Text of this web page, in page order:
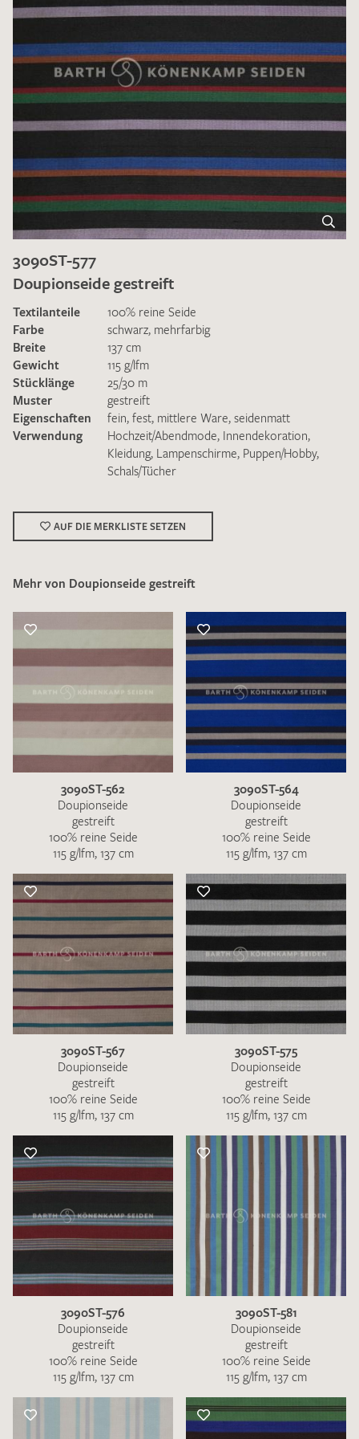
Ich bin damit einverstanden, dass meine angegebenen Daten
DieDatenschutzbestimmungenhabe ich zur Kenntnis
genommen und akzeptiere diese.
MUSTERANFRAGE SENDEN
3090ST-577
Doupionseide gestreift
Textilanteile
100% reine Seide
Farbe
schwarz, mehrfarbig
Breite
137 cm
Gewicht
115 g/lfm
Stücklänge
25/30 m
Muster
gestreift
Eigenschaften
fein, fest, mittlere Ware, seidenmatt
Verwendung
Hochzeit/Abendmode, Innendekoration,
Kleidung, Lampenschirme, Puppen/Hobby,
Schals/Tücher
AUF DIE MERKLISTE SETZEN
Mehr von Doupionseide gestreift
3090ST-562
Doupionseide
gestreift
100% reine Seide
115 g/lfm, 137 cm
3090ST-564
Doupionseide
gestreift
100% reine Seide
115 g/lfm, 137 cm
3090ST-567
Doupionseide
gestreift
100% reine Seide
115 g/lfm, 137 cm
3090ST-575
Doupionseide
gestreift
100% reine Seide
115 g/lfm, 137 cm
3090ST-576
Doupionseide
gestreift
100% reine Seide
115 g/lfm, 137 cm
3090ST-581
Doupionseide
gestreift
100% reine Seide
115 g/lfm, 137 cm